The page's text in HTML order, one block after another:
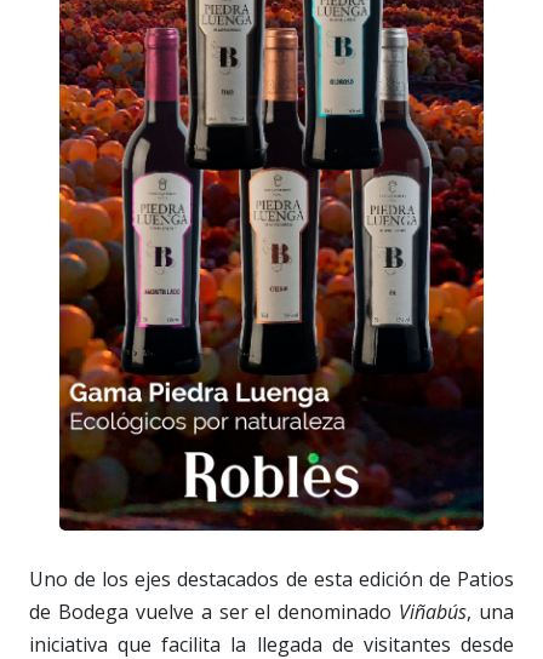
Uno de los ejes destacados de esta edición de Patios
de Bodega vuelve a ser el denominado Viñabús, una
iniciativa que facilita la llegada de visitantes desde